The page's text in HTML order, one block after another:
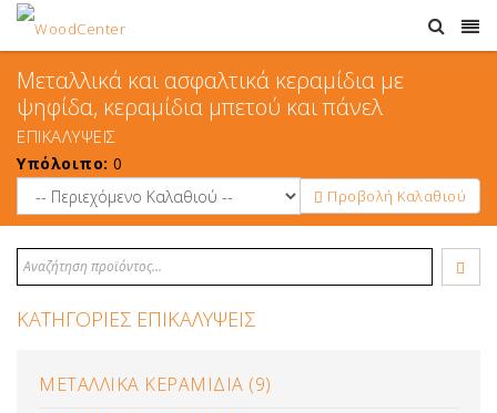
Μεταλλικά και ασφαλτικά κεραμίδια με
ψηφίδα, κεραμίδια μπετού και πάνελ
ΕΠΙΚΑΛΥΨΕΙΣ
Υπόλοιπο: 0
Προβολή Καλαθιού
ΚΑΤΗΓΟΡΙΕΣ ΕΠΙΚΑΛΥΨΕΙΣ
ΜΕΤΑΛΛΙΚΑ ΚΕΡΑΜΙΔΙΑ (9)